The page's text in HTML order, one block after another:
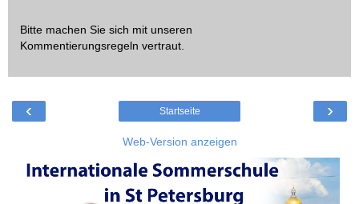
Bitte machen Sie sich mit unseren
Kommentierungsregeln vertraut.
‹ ›
Startseite
Web-Version anzeigen